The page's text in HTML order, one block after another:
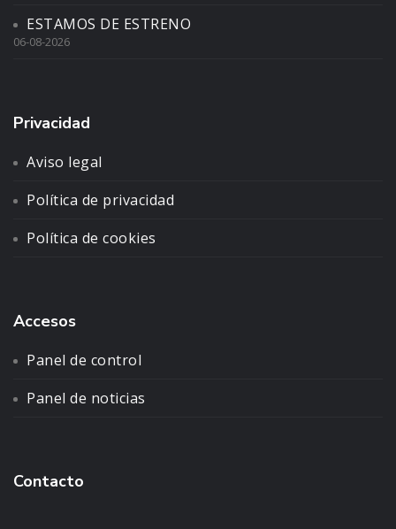
ESTAMOS DE ESTRENO
06-08-2026
Privacidad
Aviso legal
Política de privacidad
Política de cookies
Accesos
Panel de control
Panel de noticias
Contacto